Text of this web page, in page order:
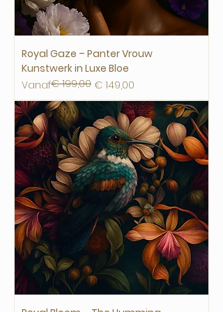
Royal Gaze – Panter Vrouw
Kunstwerk in Luxe Bloe
Vanaf
Normale prijs
€ 199,00 € 149,00
Verkoopprijs